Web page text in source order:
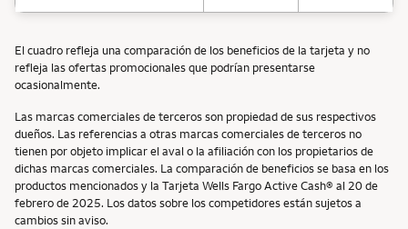
El cuadro refleja una comparación de los beneficios de la tarjeta y no
refleja las ofertas promocionales que podrían presentarse
ocasionalmente.
Las marcas comerciales de terceros son propiedad de sus respectivos
dueños. Las referencias a otras marcas comerciales de terceros no
tienen por objeto implicar el aval o la afiliación con los propietarios de
dichas marcas comerciales. La comparación de beneficios se basa en los
productos mencionados y la Tarjeta Wells Fargo Active Cash® al 20 de
febrero de 2025. Los datos sobre los competidores están sujetos a
cambios sin aviso.